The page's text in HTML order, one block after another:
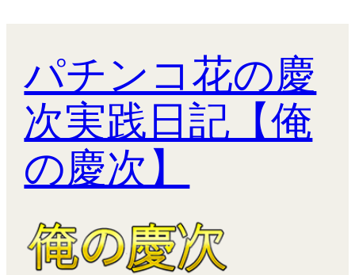
パチンコ花の慶
次実践日記【俺
の慶次】